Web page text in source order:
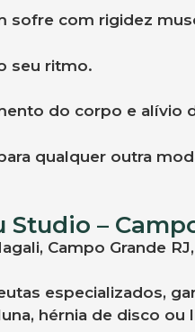
sofre com rigidez
seu ritmo.
do corpo e alívio
qualquer outra
Studio –
Campo Grande
especializados,
hérnia de disco ou